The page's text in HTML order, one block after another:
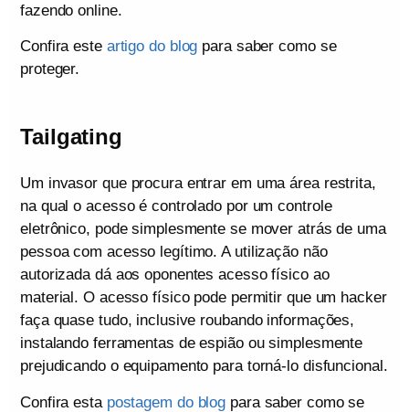
fazendo online.
Confira este artigo do blog para saber como se
proteger.
Tailgating
Um invasor que procura entrar em uma área restrita,
na qual o acesso é controlado por um controle
eletrônico, pode simplesmente se mover atrás de uma
pessoa com acesso legítimo. A utilização não
autorizada dá aos oponentes acesso físico ao
material. O acesso físico pode permitir que um hacker
faça quase tudo, inclusive roubando informações,
instalando ferramentas de espião ou simplesmente
prejudicando o equipamento para torná-lo disfuncional.
Confira esta postagem do blog para saber como se